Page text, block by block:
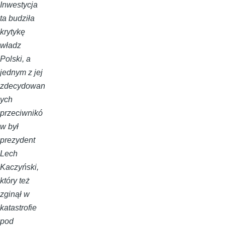
Inwestycja
ta budziła
krytykę
władz
Polski, a
jednym z jej
zdecydowan
ych
przeciwnikó
w był
prezydent
Lech
Kaczyński,
który też
zginął w
katastrofie
pod